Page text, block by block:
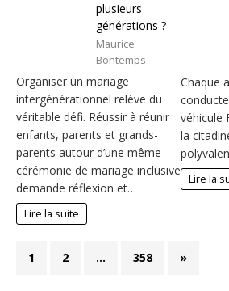
plusieurs
générations ?
Maurice
Bontemps
Organiser un mariage
intergénérationnel relève du
véritable défi. Réussir à réunir
enfants, parents et grands-
parents autour d’une même
cérémonie de mariage inclusive
demande réflexion et…
Lire la suite
Chaque
véhicule
la
Lire la
1 2 … 358 »